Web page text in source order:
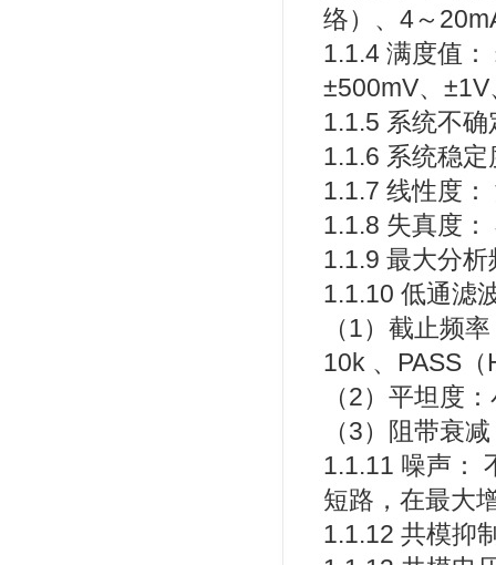
络）、4～
1.1.4 满度值
±500mV、
1.1.5 系统不
1.1.6 系统稳
1.1.7 线性度
1.1.8 失真度
1.1.9 最大分
1.1.10 低通滤
（1）截止频
10k 、PASS
（2）平坦度
（3）阻带衰
1.1.11 噪声：
短路，在最大
1.1.12 共模抑